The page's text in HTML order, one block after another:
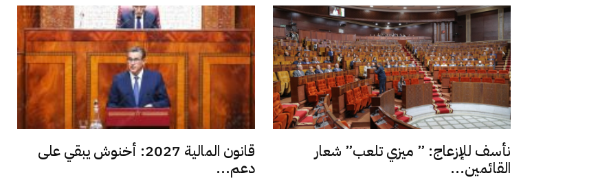
نأسف للإزعاج: ” ميزي تلعب” شعار
القائمين...
قانون المالية 2027: أخنوش يبقي على
دعم...